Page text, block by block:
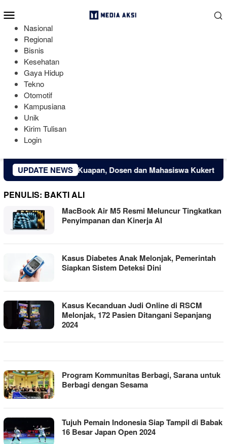
ke
kontenMobile
Nasional
Regional
Bisnis
Kesehatan
Gaya Hidup
Tekno
Otomotif
Kampusiana
Unik
Kirim Tulisan
Login
UPDATE NEWS
Kreatif Desa Kuapan, Dosen dan Mahasiswa Kukerta
PENULIS: BAKTI ALI
MacBook Air M5 Resmi Meluncur Tingkatkan
Penyimpanan dan Kinerja AI
Kasus Diabetes Anak Melonjak, Pemerintah
Siapkan Sistem Deteksi Dini
Kasus Kecanduan Judi Online di RSCM
Melonjak, 172 Pasien Ditangani Sepanjang
2024
Program Kommunitas Berbagi, Sarana untuk
Berbagi dengan Sesama
Tujuh Pemain Indonesia Siap Tampil di Babak
16 Besar Japan Open 2024